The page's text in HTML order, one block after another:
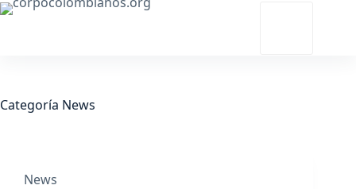
Saltar
Categoría News
News